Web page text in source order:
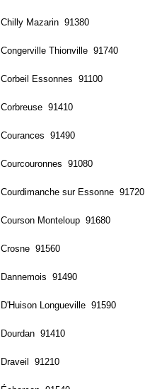
Chilly Mazarin 91380
Congerville Thionville 91740
Corbeil Essonnes 91100
Corbreuse 91410
Courances 91490
Courcouronnes 91080
Courdimanche sur Essonne 91720
Courson Monteloup 91680
Crosne 91560
Dannemois 91490
D'Huison Longueville 91590
Dourdan 91410
Draveil 91210